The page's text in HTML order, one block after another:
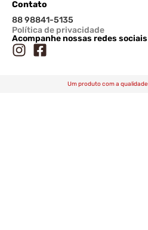
Contato
88 98841-5135
Política de privacidade
Acompanhe nossas redes sociais
Um produto com a qualidade